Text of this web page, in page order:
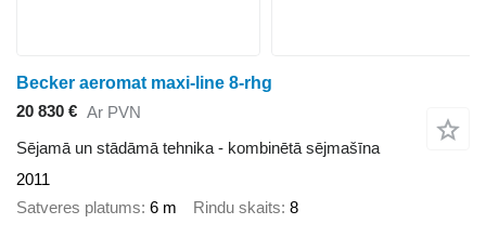
Becker aeromat maxi-line 8-rhg
20 830 € Ar PVN
Sējamā un stādāmā tehnika - kombinētā sējmašīna
2011
Satveres platums 6 m Rindu skaits 8